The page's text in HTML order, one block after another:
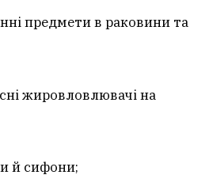
предмети в раковини та
жировловлювачі на
й сифони;